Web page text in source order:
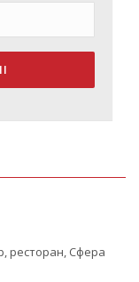
ресторан, Сфера